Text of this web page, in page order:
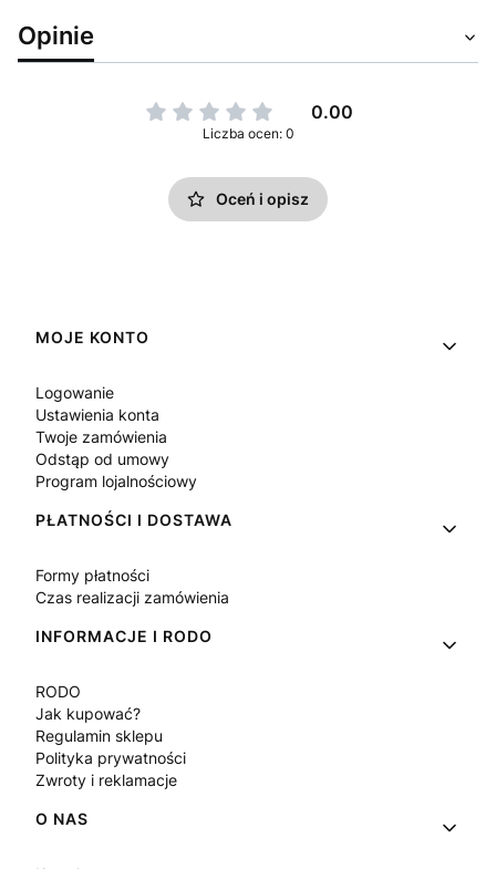
Opinie
0.00
Liczba ocen: 0
Oceń i opisz
Linki w stopce
MOJE KONTO
Logowanie
Ustawienia konta
Twoje zamówienia
Odstąp od umowy
Program lojalnościowy
PŁATNOŚCI I DOSTAWA
Formy płatności
Czas realizacji zamówienia
INFORMACJE I RODO
RODO
Jak kupować?
Regulamin sklepu
Polityka prywatności
Zwroty i reklamacje
O NAS